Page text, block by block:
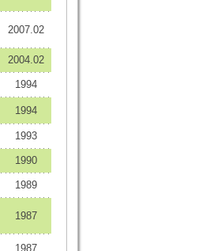
2007.02
2004.02
1994
1994
1993
1990
1989
1987
1987